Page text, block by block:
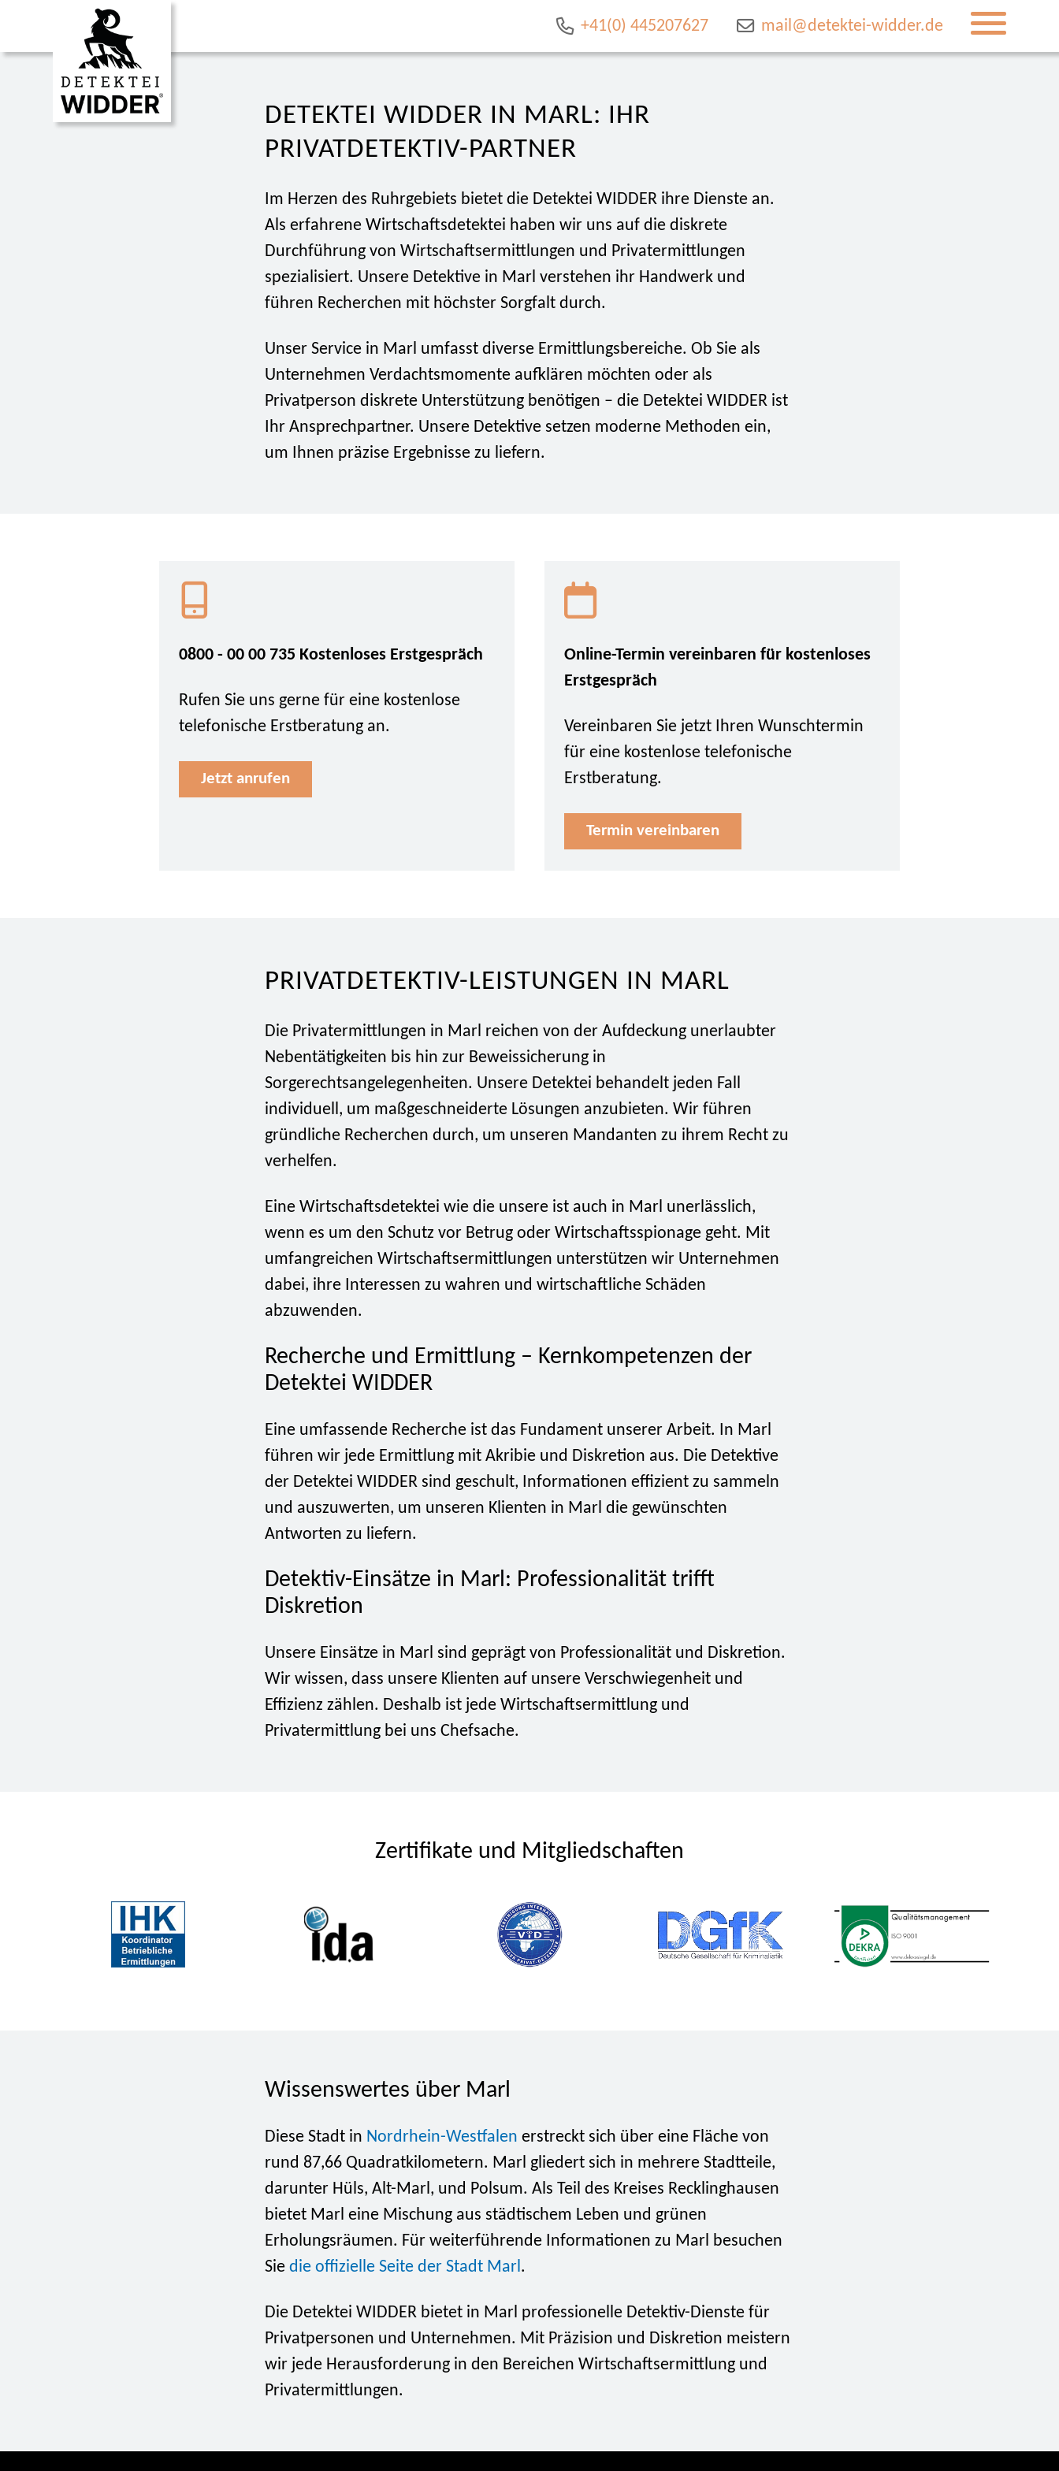
+41(0) 445207627 mail@detektei-widder.de
DETEKTEI WIDDER IN MARL: IHR
PRIVATDETEKTIV-PARTNER
Im Herzen des Ruhrgebiets bietet die Detektei WIDDER ihre Dienste an.
Als erfahrene Wirtschaftsdetektei haben wir uns auf die diskrete
Durchführung von Wirtschaftsermittlungen und Privatermittlungen
spezialisiert. Unsere Detektive in Marl verstehen ihr Handwerk und
führen Recherchen mit höchster Sorgfalt durch.
Unser Service in Marl umfasst diverse Ermittlungsbereiche. Ob Sie als
Unternehmen Verdachtsmomente aufklären möchten oder als
Privatperson diskrete Unterstützung benötigen – die Detektei WIDDER ist
Ihr Ansprechpartner. Unsere Detektive setzen moderne Methoden ein,
um Ihnen präzise Ergebnisse zu liefern.
0800 - 00 00 735 Kostenloses Erstgespräch
Rufen Sie uns gerne für eine kostenlose
telefonische Erstberatung an.
Jetzt anrufen
Online-Termin vereinbaren für kostenloses
Erstgespräch
Vereinbaren Sie jetzt Ihren Wunschtermin
für eine kostenlose telefonische
Erstberatung.
Termin vereinbaren
PRIVATDETEKTIV-LEISTUNGEN IN MARL
Die Privatermittlungen in Marl reichen von der Aufdeckung unerlaubter
Nebentätigkeiten bis hin zur Beweissicherung in
Sorgerechtsangelegenheiten. Unsere Detektei behandelt jeden Fall
individuell, um maßgeschneiderte Lösungen anzubieten. Wir führen
gründliche Recherchen durch, um unseren Mandanten zu ihrem Recht zu
verhelfen.
Eine Wirtschaftsdetektei wie die unsere ist auch in Marl unerlässlich,
wenn es um den Schutz vor Betrug oder Wirtschaftsspionage geht. Mit
umfangreichen Wirtschaftsermittlungen unterstützen wir Unternehmen
dabei, ihre Interessen zu wahren und wirtschaftliche Schäden
abzuwenden.
Recherche und Ermittlung – Kernkompetenzen der
Detektei WIDDER
Eine umfassende Recherche ist das Fundament unserer Arbeit. In Marl
führen wir jede Ermittlung mit Akribie und Diskretion aus. Die Detektive
der Detektei WIDDER sind geschult, Informationen effizient zu sammeln
und auszuwerten, um unseren Klienten in Marl die gewünschten
Antworten zu liefern.
Detektiv-Einsätze in Marl: Professionalität trifft
Diskretion
Unsere Einsätze in Marl sind geprägt von Professionalität und Diskretion.
Wir wissen, dass unsere Klienten auf unsere Verschwiegenheit und
Effizienz zählen. Deshalb ist jede Wirtschaftsermittlung und
Privatermittlung bei uns Chefsache.
Zertifikate und Mitgliedschaften
Wissenswertes über Marl
Diese Stadt in Nordrhein-Westfalen erstreckt sich über eine Fläche von
rund 87,66 Quadratkilometern. Marl gliedert sich in mehrere Stadtteile,
darunter Hüls, Alt-Marl, und Polsum. Als Teil des Kreises Recklinghausen
bietet Marl eine Mischung aus städtischem Leben und grünen
Erholungsräumen. Für weiterführende Informationen zu Marl besuchen
Sie die offizielle Seite der Stadt Marl.
Die Detektei WIDDER bietet in Marl professionelle Detektiv-Dienste für
Privatpersonen und Unternehmen. Mit Präzision und Diskretion meistern
wir jede Herausforderung in den Bereichen Wirtschaftsermittlung und
Privatermittlungen.